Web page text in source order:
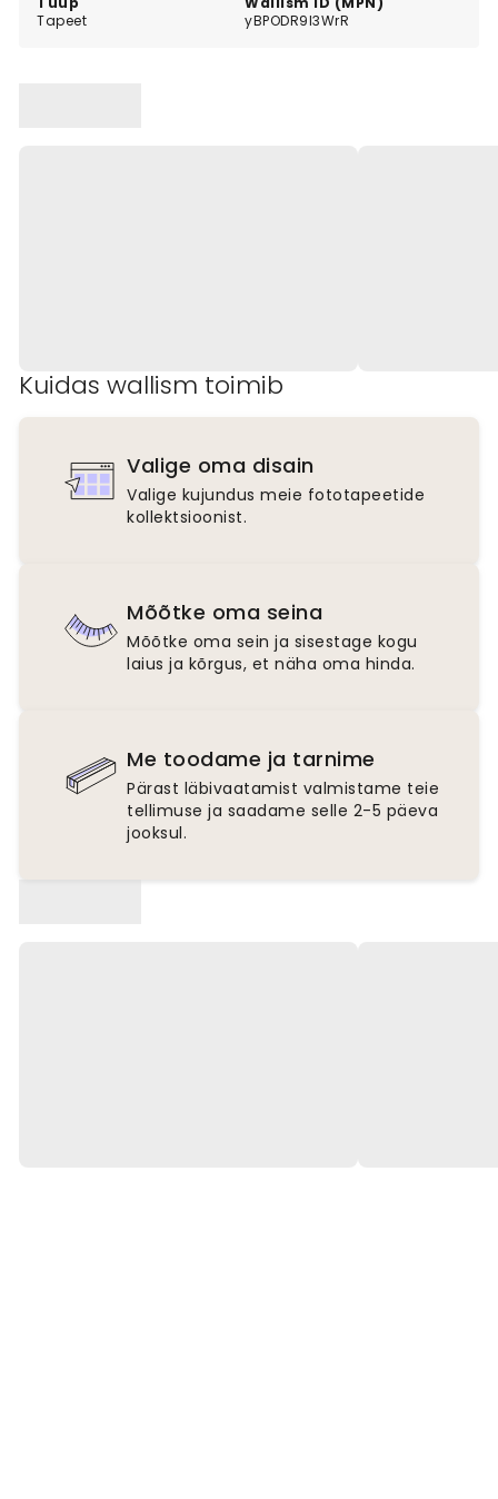
Tapeet
yBPODR9l3WrR
Kuidas wallism toimib
Valige oma disain
Valige kujundus meie fototapeetide
kollektsioonist.
Mõõtke oma seina
Mõõtke oma sein ja sisestage kogu
laius ja kõrgus, et näha oma hinda.
Me toodame ja tarnime
Pärast läbivaatamist valmistame teie
tellimuse ja saadame selle 2-5 päeva
jooksul.